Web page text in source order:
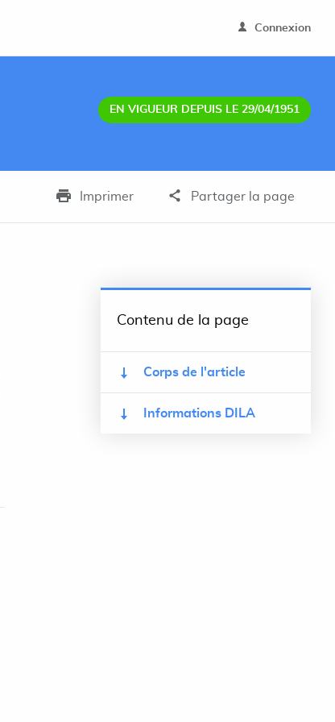
Connexion
EN VIGUEUR DEPUIS LE 29/04/1951
Imprimer Partager la page
Contenu de la page
Corps de l'article
Informations DILA